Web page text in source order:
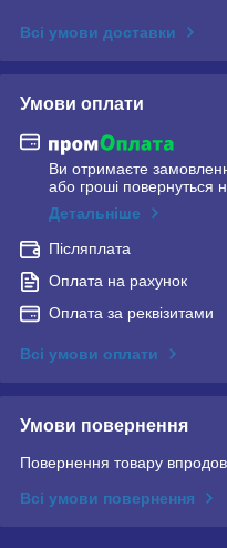
Всі умови доставки
Умови оплати
Ви отримаєте
або гроші повернуться
Детальніше
Післяплата
Оплата на рахунок
Оплата за реквізитами
Всі умови оплати
Умови повернення
Повернення товару
Всі умови повернення